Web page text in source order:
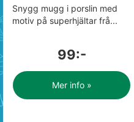
Snygg mugg i porslin med
motiv på superhjältar frå...
99:-
Mer info »